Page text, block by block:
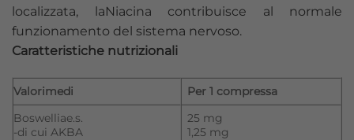
localizzata, laNiacina contribuisce al normale
funzionamento del sistema nervoso.
Caratteristiche nutrizionali
Valorimedi
Per 1 compressa
Boswelliae.s.
-di cui AKBA
25 mg
1,25 mg